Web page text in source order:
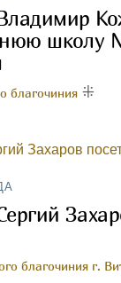
школу
благочиния
благочиния г.